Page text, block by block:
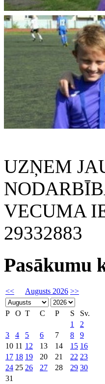
UZŅEM
VECUMA
29332883
Pasākumu
<< Augusts 2026 >>
P O T C P S
Sv.
1
2
3
4 5 6 7 8
9
10 11 12 13 14 15 16
17 18 19 20 21 22 23
24 25 26 27 28 29 30
31